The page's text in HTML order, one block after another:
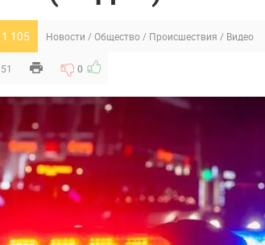
1 105 Новости /Общество / Происшествия / Видео
0